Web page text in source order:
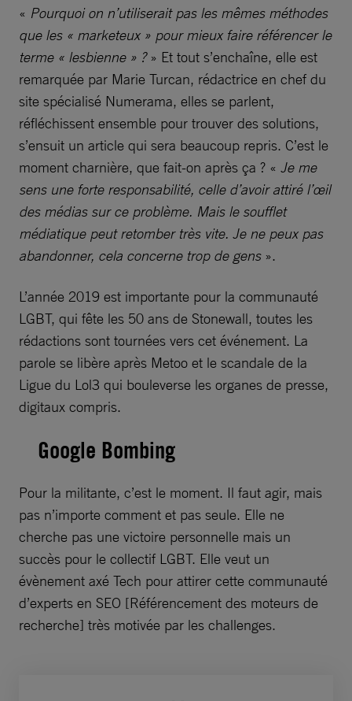
« Pourquoi on n’utiliserait pas les mêmes méthodes
que les « marketeux » pour mieux faire référencer le
terme « lesbienne » ?» Et tout s’enchaîne, elle est
remarquée par Marie Turcan, rédactrice en chef du
site spécialisé Numerama, elles se parlent,
réfléchissent ensemble pour trouver des solutions,
s’ensuit un article qui sera beaucoup repris. C’est le
moment charnière, que fait-on après ça ? « Je me
sens une forte responsabilité, celle d’avoir attiré l’œil
des médias sur ce problème. Mais le soufflet
médiatique peut retomber très vite. Je ne peux pas
abandonner, cela concerne trop de gens ».
L’année 2019 est importante pour la communauté
LGBT, qui fête les 50 ans de Stonewall, toutes les
rédactions sont tournées vers cet événement. La
parole se libère après Metoo et le scandale de la
Ligue du Lol3 qui bouleverse les organes de presse,
digitaux compris.
Google Bombing
Pour la militante, c’est le moment. Il faut agir, mais
pas n’importe comment et pas seule. Elle ne
cherche pas une victoire personnelle mais un
succès pour le collectif LGBT. Elle veut un
évènement axé Tech pour attirer cette communauté
d’experts en SEO [Référencement des moteurs de
recherche] très motivée par les challenges.